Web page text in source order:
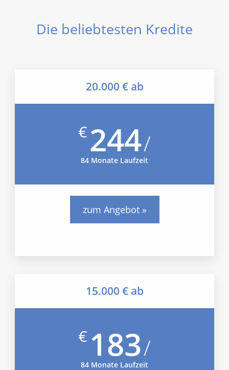
Die beliebtesten Kredite
20.000 € ab
€244/
84 Monate Laufzeit
zum Angebot »
15.000 € ab
€ 183/
84 Monate Laufzeit